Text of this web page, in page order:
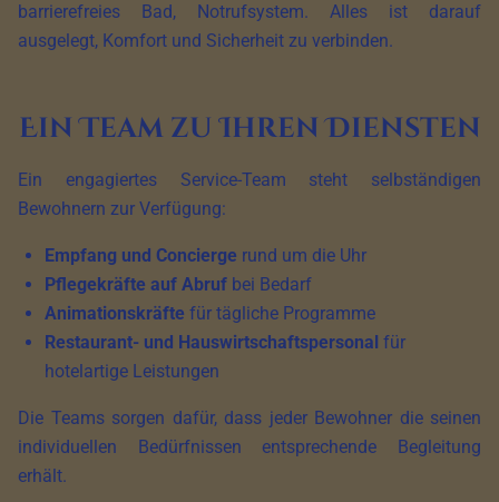
barrierefreies Bad, Notrufsystem. Alles ist darauf
ausgelegt, Komfort und Sicherheit zu verbinden.
Ein Team zu Ihren Diensten
Ein engagiertes Service-Team steht selbständigen
Bewohnern zur Verfügung:
Empfang und Concierge rund um die Uhr
Pflegekräfte auf Abruf bei Bedarf
Animationskräfte für tägliche Programme
Restaurant- und Hauswirtschaftspersonal für
hotelartige Leistungen
Die Teams sorgen dafür, dass jeder Bewohner die seinen
individuellen Bedürfnissen entsprechende Begleitung
erhält.